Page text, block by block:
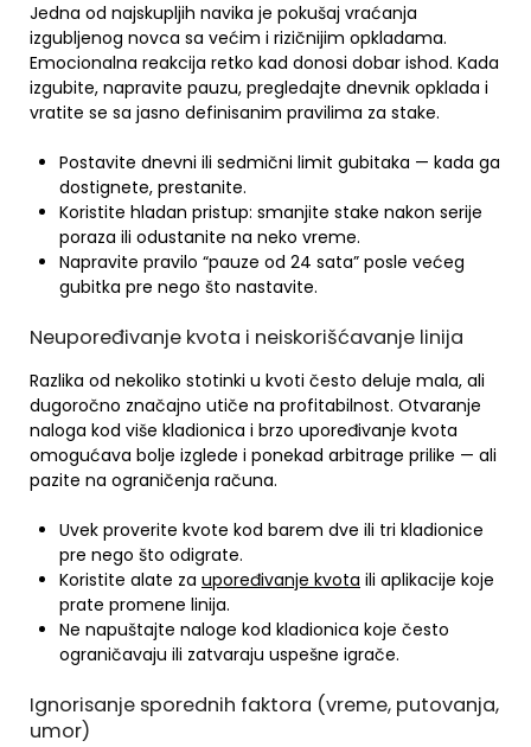
Jedna od najskupljih navika je pokušaj vraćanja
izgubljenog novca sa većim i rizičnijim opkladama.
Emocionalna reakcija retko kad donosi dobar ishod. Kada
izgubite, napravite pauzu, pregledajte dnevnik opklada i
vratite se sa jasno definisanim pravilima za stake.
Postavite dnevni ili sedmični limit gubitaka — kada ga
dostignete, prestanite.
Koristite hladan pristup: smanjite stake nakon serije
poraza ili odustanite na neko vreme.
Napravite pravilo “pauze od 24 sata” posle većeg
gubitka pre nego što nastavite.
Neupoređivanje kvota i neiskorišćavanje linija
Razlika od nekoliko stotinki u kvoti često deluje mala, ali
dugoročno značajno utiče na profitabilnost. Otvaranje
naloga kod više kladionica i brzo upoređivanje kvota
omogućava bolje izglede i ponekad arbitrage prilike — ali
pazite na ograničenja računa.
Uvek proverite kvote kod barem dve ili tri kladionice
pre nego što odigrate.
Koristite alate za upoređivanje kvota ili aplikacije koje
prate promene linija.
Ne napuštajte naloge kod kladionica koje često
ograničavaju ili zatvaraju uspešne igrače.
Ignorisanje sporednih faktora (vreme, putovanja,
umor)